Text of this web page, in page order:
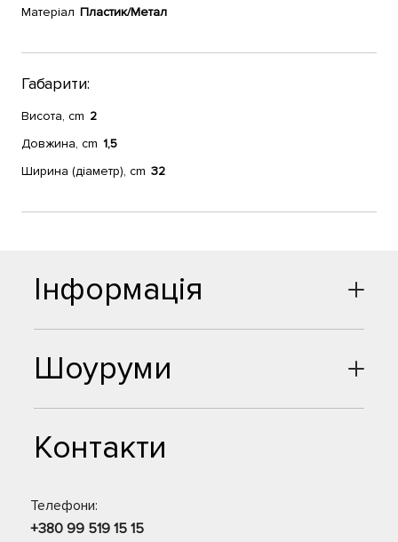
Матеріал Пластик/Метал
Габарити:
Висота, cm 2
Довжина, cm 1,5
Ширина (діаметр), cm 32
Шоуруми
Контакти
Телефони:
+380 99 519 15 15
Інформація